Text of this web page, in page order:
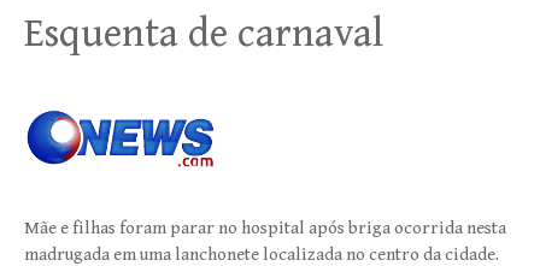
Esquenta de carnaval
Mãe e filhas foram parar no hospital após briga ocorrida nesta
madrugada em uma lanchonete localizada no centro da cidade.